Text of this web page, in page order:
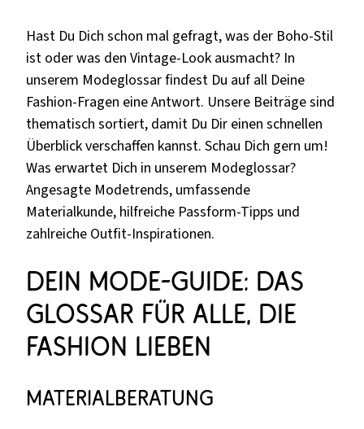
Hast Du Dich schon mal gefragt, was der Boho-Stil
ist oder was den Vintage-Look ausmacht? In
unserem Modeglossar findest Du auf all Deine
Fashion-Fragen eine Antwort. Unsere Beiträge sind
thematisch sortiert, damit Du Dir einen schnellen
Überblick verschaffen kannst. Schau Dich gern um!
Was erwartet Dich in unserem Modeglossar?
Angesagte Modetrends, umfassende
Materialkunde, hilfreiche Passform-Tipps und
zahlreiche Outfit-Inspirationen.
Dein Mode-Guide: Das
Glossar für alle, die
Fashion lieben
Materialberatung